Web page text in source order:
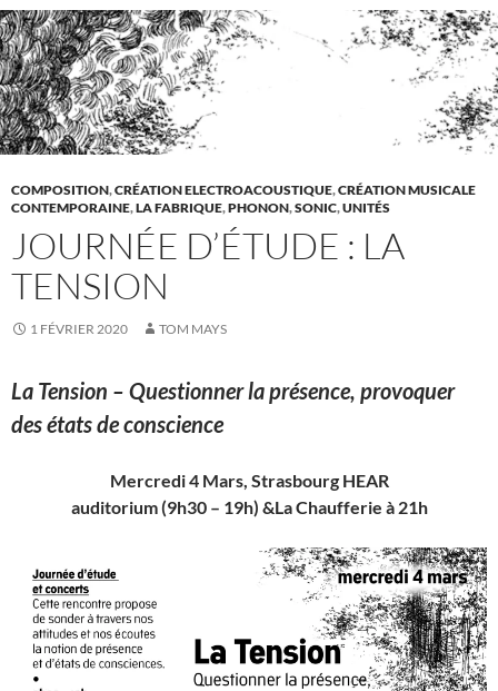
COMPOSITION,CRÉATION ELECTROACOUSTIQUE,CRÉATION MUSICALE
CONTEMPORAINE,LA FABRIQUE,PHONON,SONIC,UNITÉS
JOURNÉE D’ÉTUDE : LA
TENSION
1 FÉVRIER 2020 TOM MAYS
La Tension – Questionner la présence, provoquer
des états de conscience
Mercredi 4 Mars, Strasbourg HEAR
auditorium (9h30 – 19h) &La Chaufferie à 21h